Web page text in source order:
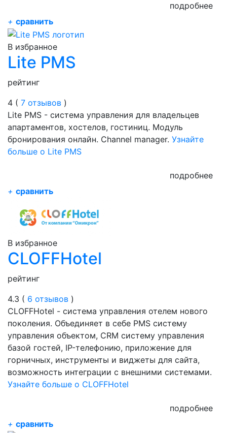
подробнее
+ сравнить
В избранное
Lite PMS
рейтинг
4 ( 7 отзывов )
Lite PMS - система управления для владельцев
апартаментов, хостелов, гостиниц. Модуль
бронирования онлайн. Channel manager. Узнайте
больше о Lite PMS
подробнее
+ сравнить
В избранное
CLOFFHotel
рейтинг
4.3 ( 6 отзывов )
CLOFFHotel - система управления отелем нового
поколения. Объединяет в себе PMS систему
управления объектом, CRM систему управления
базой гостей, IP-телефонию, приложение для
горничных, инструменты и виджеты для сайта,
возможность интеграции с внешними системами.
Узнайте больше о CLOFFHotel
подробнее
+ сравнить